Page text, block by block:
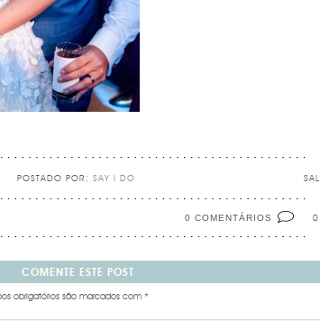
POSTADO POR: SAY I DO
0
0 COMENTÁRIOS
COMENTE ESTE POST
obrigatórios são marcados com *